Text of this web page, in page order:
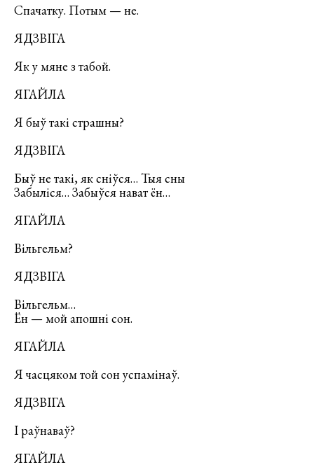
Спачатку. Потым — не.
ЯДЗВІГА
Як у мяне з табой.
ЯГАЙЛА
Я быў такі страшны?
ЯДЗВІГА
Быў не такі, як сніўся… Тыя сны
Забыліся… Забыўся нават ён…
ЯГАЙЛА
Вільгельм?
ЯДЗВІГА
Вільгельм…
Ён — мой апошні сон.
ЯГАЙЛА
Я часцяком той сон успамінаў.
ЯДЗВІГА
І раўнаваў?
ЯГАЙЛА